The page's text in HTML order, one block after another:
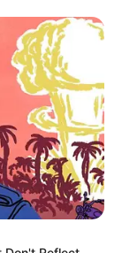
KRİMİNAL
meyiti